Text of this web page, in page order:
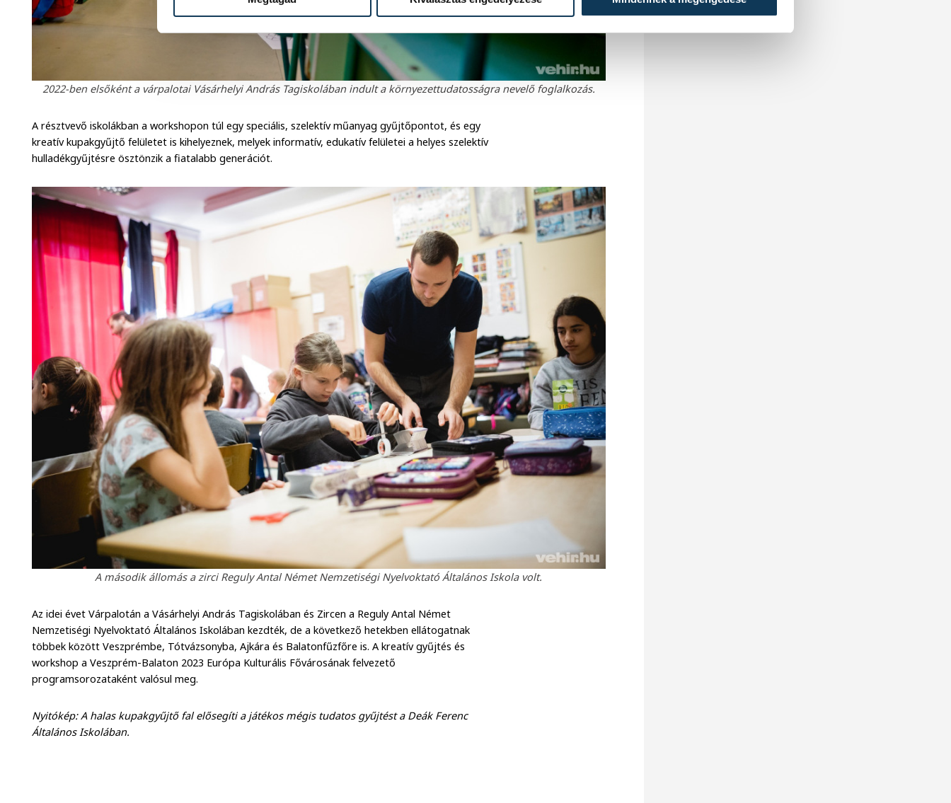
2022-ben elsőként a várpalotai Vásárhelyi András Tagiskolában indult a környezettudatosságra nevelő foglalkozás.
A résztvevő iskolákban a workshopon túl egy speciális, szelektív műanyag gyűjtőpontot, és egy
kreatív kupakgyűjtő felületet is kihelyeznek, melyek informatív, edukatív felületei a helyes szelektív
hulladékgyűjtésre ösztönzik a fiatalabb generációt.
A második állomás a zirci Reguly Antal Német Nemzetiségi Nyelvoktató Általános Iskola volt.
Az idei évet Várpalotán a Vásárhelyi András Tagiskolában és Zircen a Reguly Antal Német
Nemzetiségi Nyelvoktató Általános Iskolában kezdték, de a következő hetekben ellátogatnak
többek között Veszprémbe, Tótvázsonyba, Ajkára és Balatonfűzfőre is. A kreatív gyűjtés és
workshop a Veszprém-Balaton 2023 Európa Kulturális Fővárosának felvezető
programsorozataként valósul meg.
Nyitókép: A halas kupakgyűjtő fal elősegíti a játékos mégis tudatos gyűjtést a Deák Ferenc
Általános Iskolában.